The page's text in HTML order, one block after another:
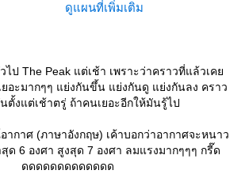
ดูแผนที่เพิ่มเติม
ไป The Peak แต่เช้า เพราะว่าคราวที่แล้วเค
อะมากๆๆ แย่งกันขึ้น แย่งกันดู แย่งกันลง คราว
ตั้งแต่เช้าตรู่ ถ้าคนเยอะอีกให้มันรู้ไป
กาศ (ภาษาอังกฤษ) เค้าบอกว่าอากาศจะหนาว
6 องศา สูงสุด 7 องศา ลมแรงมากๆๆๆ กรี๊ด
ดดดดดดดดดดดดด